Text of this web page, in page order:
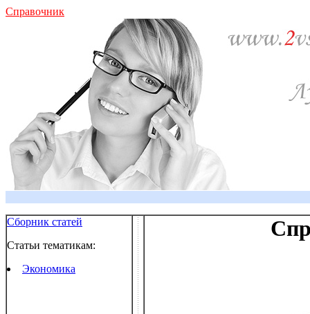
Справочник
Сборник статей
Статьи тематикам:
Экономика